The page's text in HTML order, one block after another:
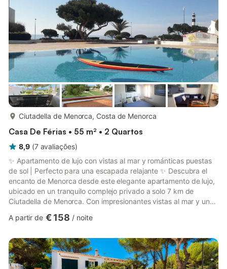
uma piscina, um jardim, um terraço coberto, comodidades para
churrascos e um chu...
Ciutadella de Menorca, Costa de Menorca
Casa De Férias • 55 m² • 2 Quartos
8,9 (7 avaliações)
✨ Apartamento de lujo con vistas al mar y románticas puestas
de sol | Perfecto para una escapada relajante ✨ Descubra el
encanto de Menorca desde este elegante apartamento de lujo,
ubicado en un tranquilo complejo privado a solo 7 km de
Ciutadella de Menorca. Con impresionantes vistas al mar y un
y familias que buscan unas vacaciones verdaderamente
Preciosas vistas al mar y al faro Amplia piscina comunitaria y
jardines paisajísticos Aparcamiento privado Aire acondicionad...
A partir de € 158 / noite